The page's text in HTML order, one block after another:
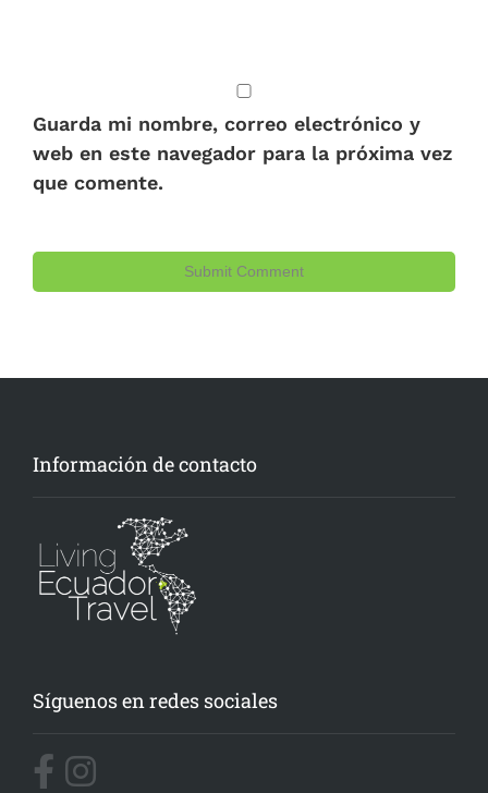
Guarda mi nombre, correo electrónico y
web en este navegador para la próxima vez
que comente.
Información de contacto
Síguenos en redes sociales